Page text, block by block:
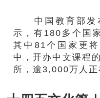
中国教育部发
示，有180多个国
其中81个国家更
中，开办中文课程
所，逾3,000万人正